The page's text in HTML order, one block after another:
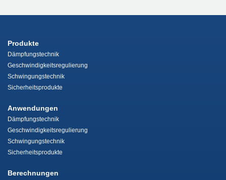
Produkte
Dämpfungstechnik
Geschwindigkeitsregulierung
Schwingungstechnik
Sicherheitsprodukte
Anwendungen
Dämpfungstechnik
Geschwindigkeitsregulierung
Schwingungstechnik
Sicherheitsprodukte
Berechnungen